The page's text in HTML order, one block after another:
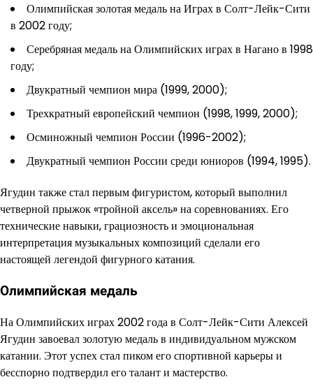
Олимпийская золотая медаль на Играх в Солт-Лейк-Сити
в 2002 году;
Серебряная медаль на Олимпийских играх в Нагано в 1998
году;
Двукратный чемпион мира (1999, 2000);
Трехкратный европейский чемпион (1998, 1999, 2000);
Осминожный чемпион России (1996-2002);
Двукратный чемпион России среди юниоров (1994, 1995).
Ягудин также стал первым фигуристом, который выполнил
четверной прыжок «тройной аксель» на соревнованиях. Его
технические навыки, грациозность и эмоциональная
интерпретация музыкальных композиций сделали его
настоящей легендой фигурного катания.
Олимпийская медаль
На Олимпийских играх 2002 года в Солт-Лейк-Сити Алексей
Ягудин завоевал золотую медаль в индивидуальном мужском
катании. Этот успех стал пиком его спортивной карьеры и
бесспорно подтвердил его талант и мастерство.